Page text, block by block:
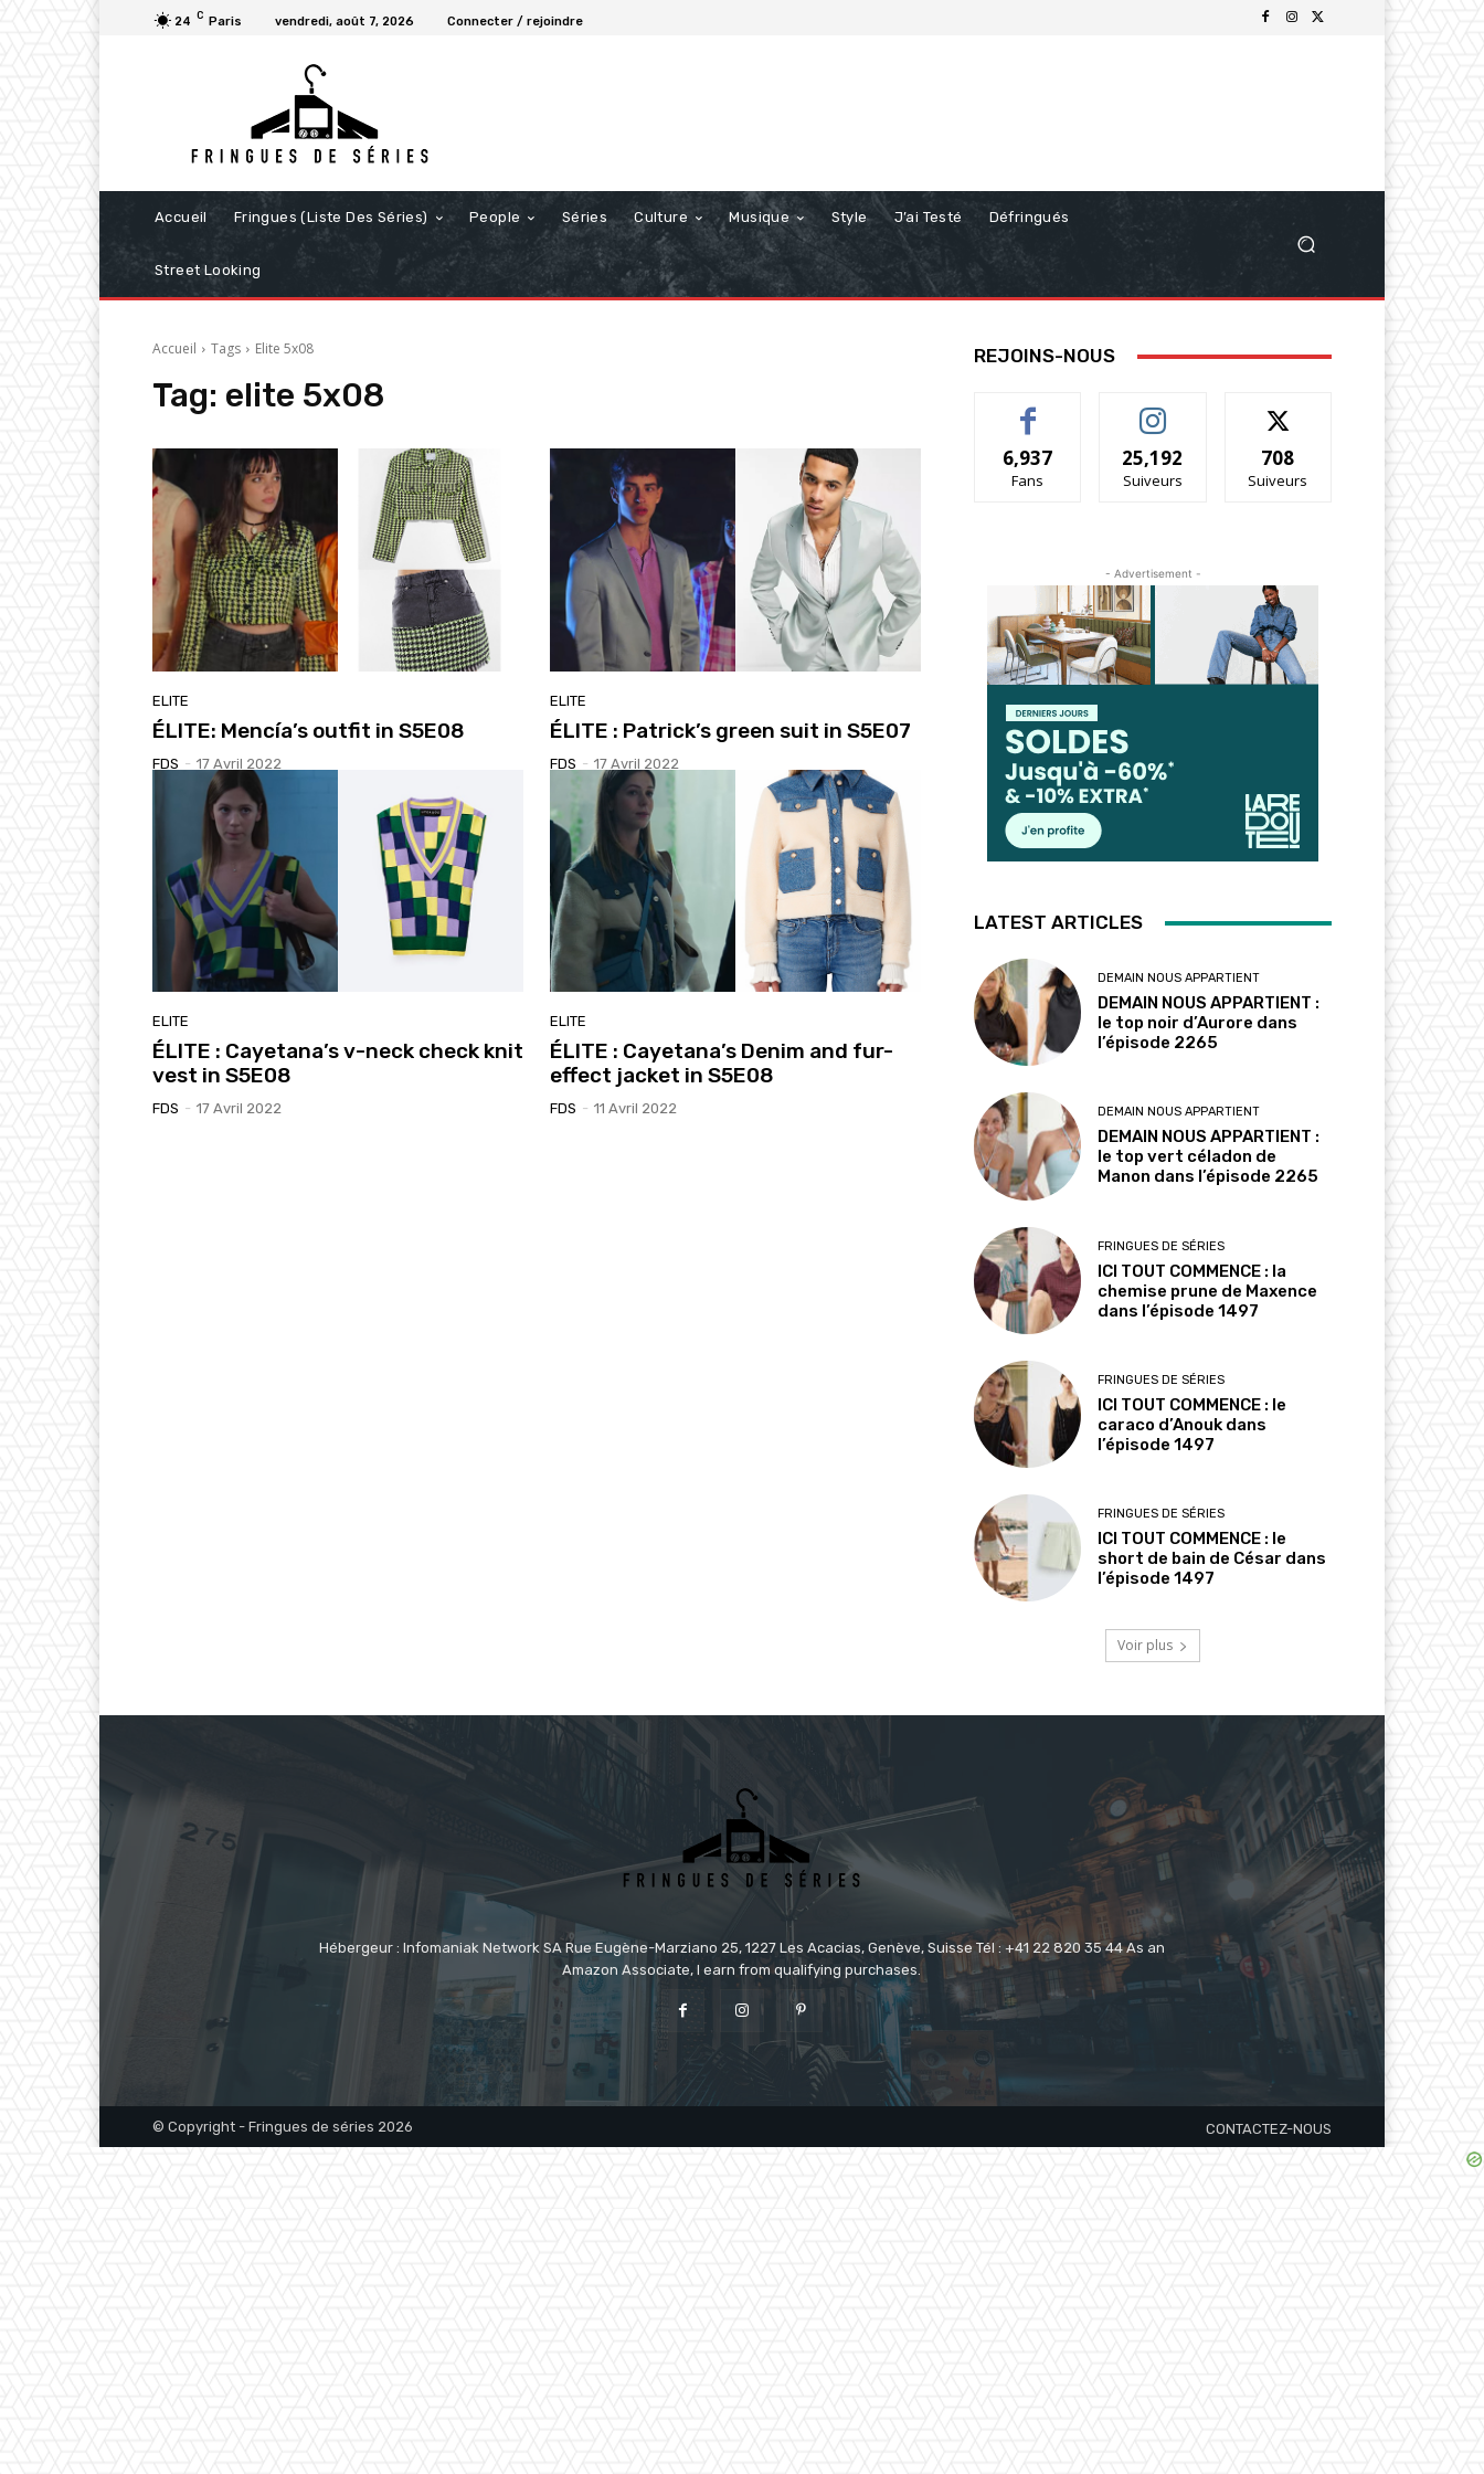
24 C Paris vendredi, août 7, 2026 Connecter / rejoindre
Accueil Fringues (Liste Des Séries) People Séries Culture Musique Style J’ai Testé Défringués
Street Looking
Accueil Tags Elite 5x08
Tag: elite 5x08
ELITE
ÉLITE: Mencía’s outfit in S5E08
FDS - 17 Avril 2022
ELITE
ÉLITE : Patrick’s green suit in S5E07
FDS - 17 Avril 2022
ELITE
ÉLITE : Cayetana’s v-neck check knit
vest in S5E08
FDS - 17 Avril 2022
ELITE
ÉLITE : Cayetana’s Denim and fur-
effect jacket in S5E08
FDS - 11 Avril 2022
REJOINS-NOUS
6,937
Fans
25,192
Suiveurs
708
Suiveurs
- Advertisement -
LATEST ARTICLES
DEMAIN NOUS APPARTIENT
DEMAIN NOUS APPARTIENT :
le top noir d’Aurore dans
l’épisode 2265
DEMAIN NOUS APPARTIENT
DEMAIN NOUS APPARTIENT :
le top vert céladon de
Manon dans l’épisode 2265
FRINGUES DE SÉRIES
ICI TOUT COMMENCE : la
chemise prune de Maxence
dans l’épisode 1497
FRINGUES DE SÉRIES
ICI TOUT COMMENCE : le
caraco d’Anouk dans
l’épisode 1497
FRINGUES DE SÉRIES
ICI TOUT COMMENCE : le
short de bain de César dans
l’épisode 1497
Voir plus
Hébergeur : Infomaniak Network SA Rue Eugène-Marziano 25, 1227 Les Acacias, Genève, Suisse Tél : +41 22 820 35 44 As an
Amazon Associate, I earn from qualifying purchases.
© Copyright - Fringues de séries 2026 CONTACTEZ-NOUS